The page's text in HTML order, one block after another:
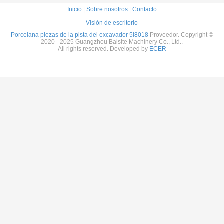
Inicio| Sobre nosotros| Contacto
Visión de escritorio
Porcelana piezas de la pista del excavador 5i8018 Proveedor. Copyright ©
2020 - 2025 Guangzhou Baisite Machinery Co., Ltd..
All rights reserved. Developed by ECER